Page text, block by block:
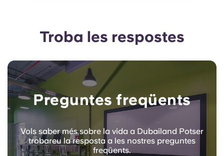
Troba les respostes
Preguntes freqüents
Vols saber més sobre la vida a Dubailand Potser
trobareu la resposta a les nostres preguntes
freqüents.